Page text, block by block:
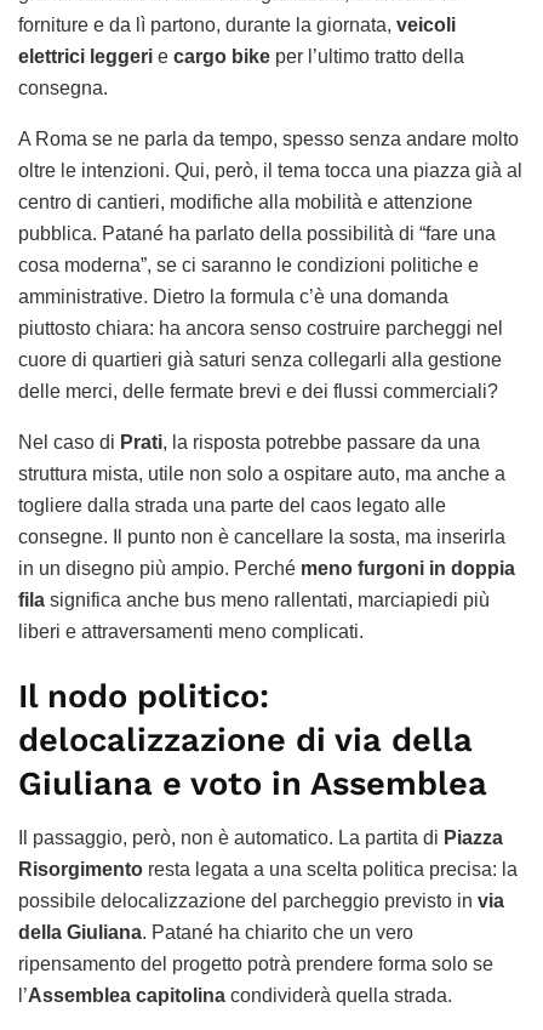
forniture e da lì partono, durante la giornata, veicoli
elettrici leggeri e cargo bike per l’ultimo tratto della
consegna.
A Roma se ne parla da tempo, spesso senza andare molto
oltre le intenzioni. Qui, però, il tema tocca una piazza già al
centro di cantieri, modifiche alla mobilità e attenzione
pubblica. Patané ha parlato della possibilità di “fare una
cosa moderna”, se ci saranno le condizioni politiche e
amministrative. Dietro la formula c’è una domanda
piuttosto chiara: ha ancora senso costruire parcheggi nel
cuore di quartieri già saturi senza collegarli alla gestione
delle merci, delle fermate brevi e dei flussi commerciali?
Nel caso di Prati, la risposta potrebbe passare da una
struttura mista, utile non solo a ospitare auto, ma anche a
togliere dalla strada una parte del caos legato alle
consegne. Il punto non è cancellare la sosta, ma inserirla
in un disegno più ampio. Perché meno furgoni in doppia
fila significa anche bus meno rallentati, marciapiedi più
liberi e attraversamenti meno complicati.
Il nodo politico:
delocalizzazione di via della
Giuliana e voto in Assemblea
Il passaggio, però, non è automatico. La partita di Piazza
Risorgimento resta legata a una scelta politica precisa: la
possibile delocalizzazione del parcheggio previsto in via
della Giuliana. Patané ha chiarito che un vero
ripensamento del progetto potrà prendere forma solo se
l’Assemblea capitolina condividerà quella strada.